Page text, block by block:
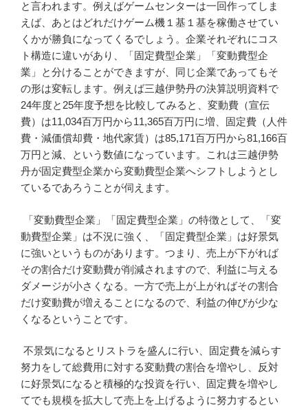
と言われます。例えばゲームセンターは一回作ってしま
えば、あとはどれだけゲーム機１基１基を稼働させてい
くかが勝負になってくるでしょう。企業それぞれにコス
ト構造に違いがあり、「固定費型企業」「変動費型企
業」と分けることができますが、同じ企業であってもそ
の形は変転します。例えば三越伊勢丹の決算説明資料で
24年度と25年度予想を比較してみると、変動費（宣伝
費）は11,034百万円から11,365百万円に増、固定費（人件
費・減価償却費・地代家賃）は85,171百万円から81,166百
万円と減、という数値になっています。これは三越伊勢
丹が固定費型企業から変動費型企業へシフトしようとし
ているであろうことが伺えます。
「変動費型企業」「固定費型企業」の特徴として、「変
動費型企業」は不況に強く、「固定費型企業」は好景気
に強いというものがあります。つまり、売上が下がれば
その割合だけ変動費が削減されますので、利益に与える
ダメージが小さくなる。一方で売上が上がればその割合
だけ変動費が増えることになるので、利益の伸びが少な
くなるということです。
不景気になるとリストラを盛んに行い、固定費を減らす
努力をして総費用に対する変動費の割合を増やし、反対
に好景気になると積極的な投資を行い、固定費を増やし
てでも規模を拡大して売上を上げるように努力するとい